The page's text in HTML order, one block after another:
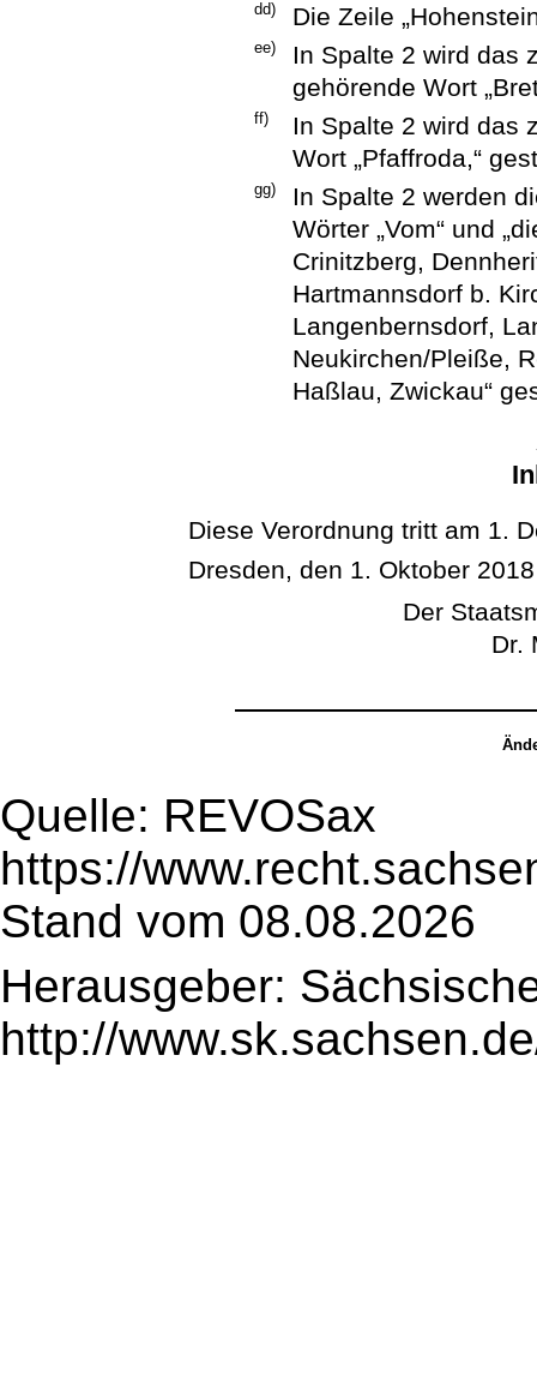
dd) Die Zeile
ee)
In Spalte 2 wird das
gehörende Wort
ff)
In Spalte 2 wird das
Wort „Pfaffroda,“
gg)
In Spalte 2 werden
Wörter „Vom“ und
Crinitzberg,
Hartmannsdorf b.
Langenbernsdorf,
Neukirchen/Pleiße,
Haßlau, Zwickau“
Diese Verordnung tritt am 1.
Dresden, den 1. Oktober 2018
Der
Dr.
Quelle: REVOSax
https://
Stand vom 08.08.2026
Herausgeber:
http://